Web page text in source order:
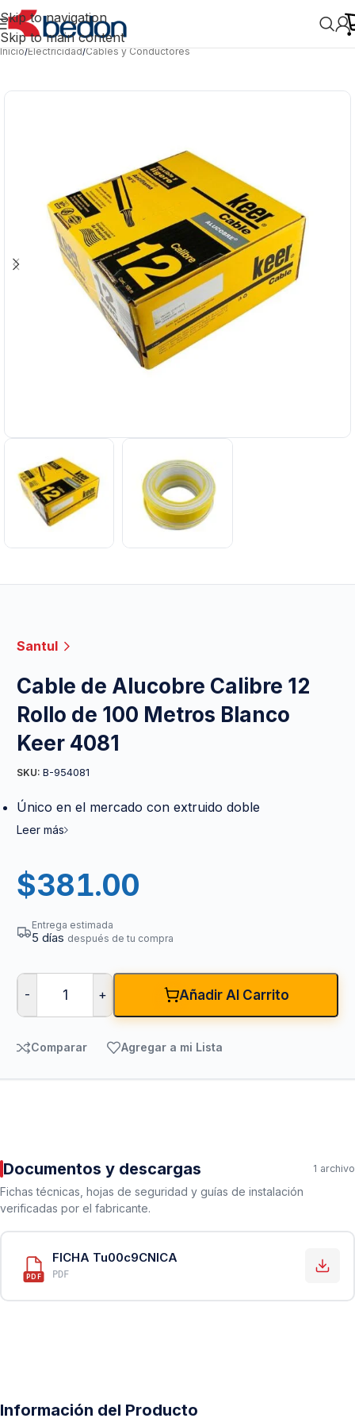
Skip to navigation
Skip to main content
Inicio/Electricidad/Cables y Conductores
Santul
Cable de Alucobre Calibre 12
Rollo de 100 Metros Blanco
Keer 4081
SKU: B-954081
Único en el mercado con extruido doble
Leer más
$381.00
Entrega estimada
5 días después de tu compra
- + Añadir Al Carrito
Comparar Agregar a mi Lista
Documentos y descargas 1 archivo
Fichas técnicas, hojas de seguridad y guías de instalación
verificadas por el fabricante.
PDF
FICHA Tu00c9CNICA
PDF
Información del Producto